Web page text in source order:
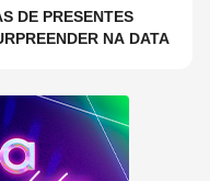
NA DATA